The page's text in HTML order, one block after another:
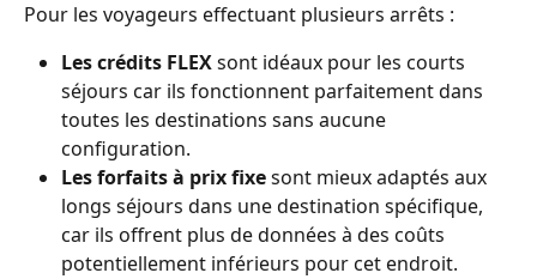
Pour les voyageurs effectuant plusieurs arrêts :
Les crédits FLEX sont idéaux pour les courts
séjours car ils fonctionnent parfaitement dans
toutes les destinations sans aucune
configuration.
Les forfaits à prix fixe sont mieux adaptés aux
longs séjours dans une destination spécifique,
car ils offrent plus de données à des coûts
potentiellement inférieurs pour cet endroit.